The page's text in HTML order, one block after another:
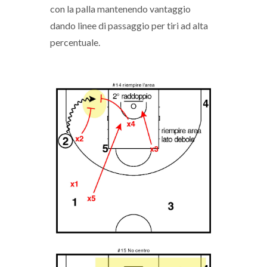
con la palla mantenendo vantaggio
dando linee di passaggio per tiri ad alta
percentuale.